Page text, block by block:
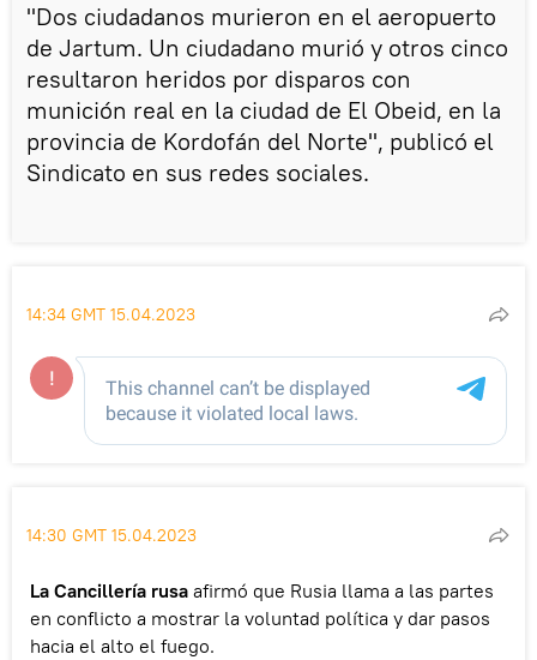
"Dos ciudadanos murieron en el aeropuerto
de Jartum. Un ciudadano murió y otros cinco
resultaron heridos por disparos con
munición real en la ciudad de El Obeid, en la
provincia de Kordofán del Norte", publicó el
Sindicato en sus redes sociales.
14:34 GMT 15.04.2023
14:30 GMT 15.04.2023
La Cancillería rusa afirmó que Rusia llama a las partes
en conflicto a mostrar la voluntad política y dar pasos
hacia el alto el fuego.